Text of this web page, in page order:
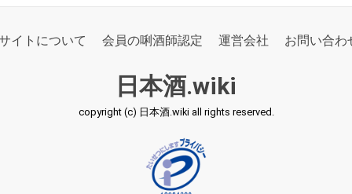
イトについて 会員の唎酒師認定 運営会社 お問い合わ
日本酒.wiki
copyright (c) 日本酒.wiki all rights reserved.